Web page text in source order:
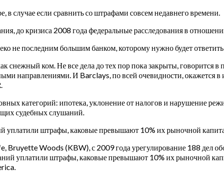
в случае если сравнить со штрафами совсем недавнего времени.
до кризиса 2008 года федеральные расследования в
не последним большим банком, которому нужно будет
снежный ком. Не все дела до тех пор пока закрыты,
направлениями. И Barclays, по всей очевидности, окажется в
категорий: ипотека, уклонение от налогов и нарушение
судебных слушаний.
уплатили штрафы, каковые превышают 10% их рыночной
Bruyette Woods (KBW), с 2009 года урегулирование 188 дел
уплатили штрафы, каковые превышают 10% их рыночной